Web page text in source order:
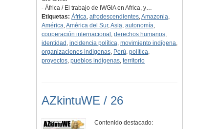
- África / El trabajo de IWGIA en Africa, y…
Etiquetas: África, afrodescendientes,Amazonia,
América,América del Sur,Asia, autonomía,
cooperación internacional , derechos humanos,
identidad , incidencia política, movimiento indígena,
organizaciones indígenas, Perú, política,
proyectos, pueblos indígenas, territorio
AZkintuWE / 26
Contenido destacado: